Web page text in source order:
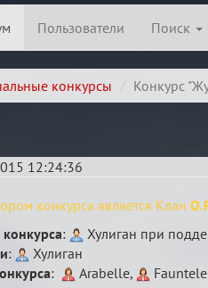
Пользователи Поиск
конкурсы Конкурс
12:24:36
конкурса является Клан
конкурса: Хулиган при
:
Хулиган
: Arabelle,